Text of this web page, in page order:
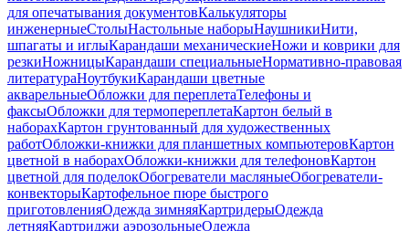
для опечатывания документовКалькуляторы
инженерныеСтолыНастольные наборыНаушникиНити,
шпагаты и иглыКарандаши механическиеНожи и коврики для
резкиНожницыКарандаши специальныеНормативно-правовая
литератураНоутбукиКарандаши цветные
акварельныеОбложки для переплетаТелефоны и
факсыОбложки для термопереплетаКартон белый в
наборахКартон грунтованный для художественных
работОбложки-книжки для планшетных компьютеровКартон
цветной в наборахОбложки-книжки для телефоновКартон
цветной для поделокОбогреватели масляныеОбогреватели-
конвекторыКартофельное пюре быстрого
приготовленияОдежда зимняяКартридерыОдежда
летняяКартриджи аэрозольныеОдежда